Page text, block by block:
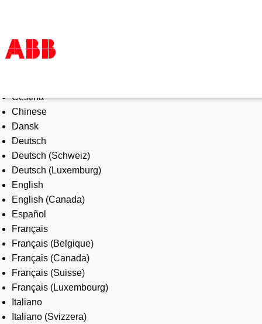
Products & Solutions
Industries
Services
About us
Where to buy
Contact us
Careers
Čeština
Chinese
Dansk
Deutsch
Deutsch (Schweiz)
Deutsch (Luxemburg)
English
English (Canada)
Español
Français
Français (Belgique)
Français (Canada)
Français (Suisse)
Français (Luxembourg)
Italiano
Italiano (Svizzera)